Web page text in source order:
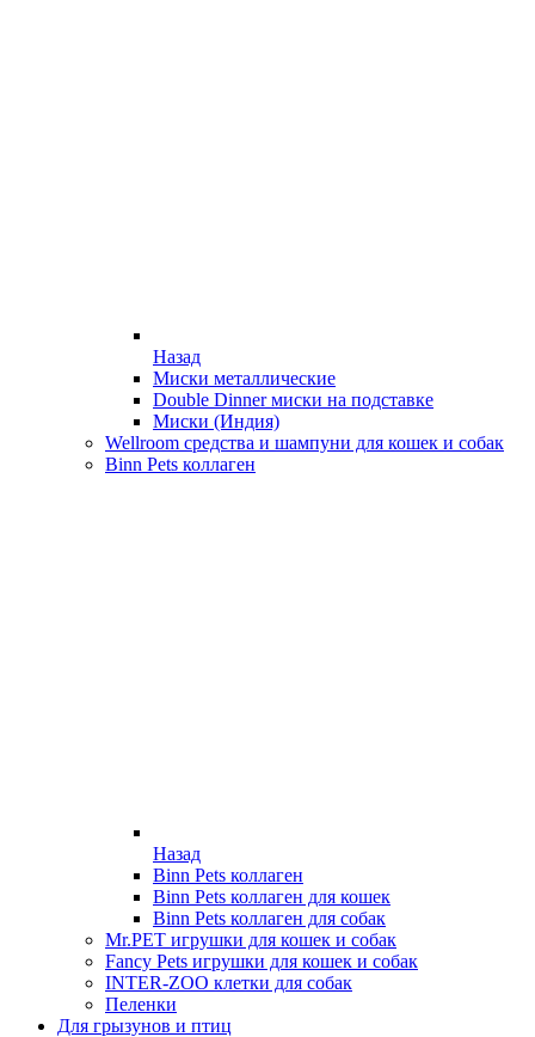
Назад
Миски металлические
Double Dinner миски на подставке
Миски (Индия)
Wellroom средства и шампуни для кошек и собак
Binn Pets коллаген
Назад
Binn Pets коллаген
Binn Pets коллаген для кошек
Binn Pets коллаген для собак
Mr.PET игрушки для кошек и собак
Fancy Pets игрушки для кошек и собак
INTER-ZOO клетки для собак
Пеленки
Для грызунов и птиц